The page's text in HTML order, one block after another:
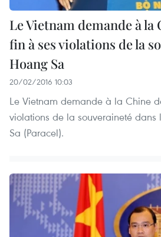
Le Vietnam demande à
fin à ses violations de la
Hoang Sa
20/02/2016 10:03
Le Vietnam demande à la Chine
violations de la souveraineté dans
Sa (Paracel).